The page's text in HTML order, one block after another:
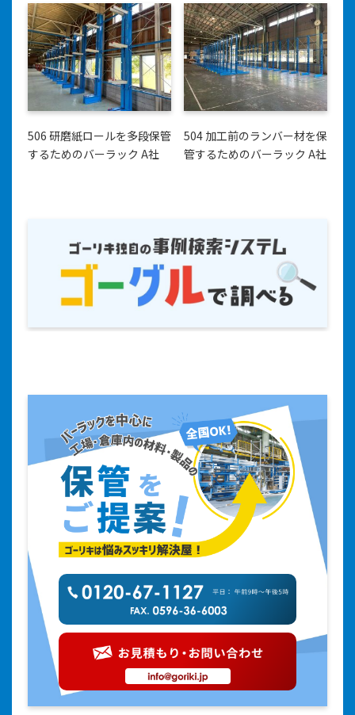
506 研磨紙ロールを多段保管
するためのバーラック A社
504 加工前のランバー材を保
管するためのバーラック A社